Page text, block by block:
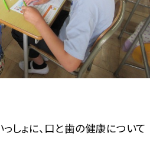
しょに、口と歯の健康について